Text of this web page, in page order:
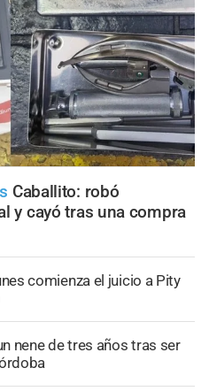
Caballito: robó
y cayó tras una compra
comienza el juicio a Pity
nene de tres años tras ser